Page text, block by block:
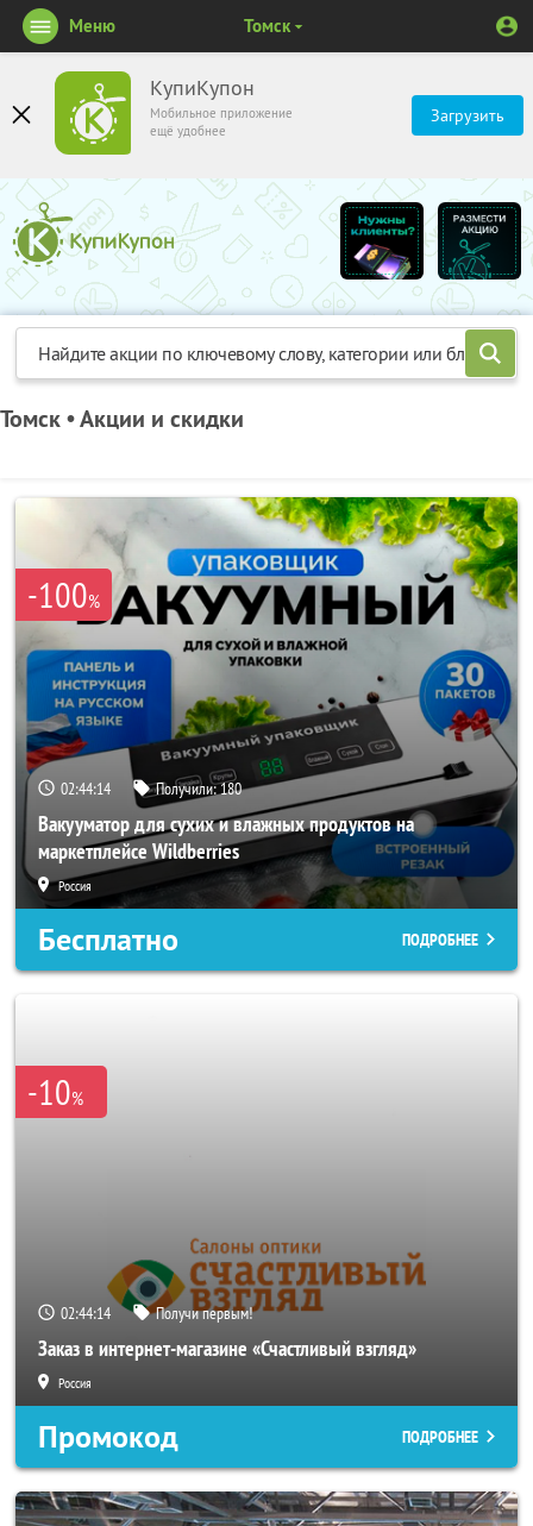
КупиКупон
Мобильное приложение
ещё удобнее
Загрузить
Меню Томск
Томск • Акции и скидки
-100%
02:44:11 Получили:180
Вакууматор для сухих и влажных продуктов на
маркетплейсе Wildberries
Россия
Бесплатно ПОДРОБНЕЕ
-10%
02:44:11 Получи первым!
Заказ в интернет-магазине «Счастливый взгляд»
Россия
Промокод ПОДРОБНЕЕ